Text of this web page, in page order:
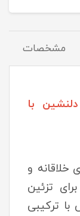
مشخصات
با
خلاقانه و
تزئین
ترکیبی